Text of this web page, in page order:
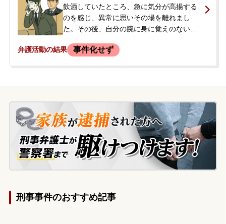
て事実を自白しました。その後、国選弁護
人が選任され、起訴・保釈となりました
が、公判に向けて夫から当事務所へ弁護の
飲酒していたところ、急に気分が高揚する
のを感じ、異常に思いその場を離れまし
た。その後、自分の腕に身に覚えのない注
に薬物を使用させられたのではないか、そ
事務所へ相談に来られました。相談時、弁
護士は依頼者の言動から薬物の影響による
妄想の可能性も視野に入れていました。
弁護活動の結果 事件化せず
刑事事件のおすすめ記事